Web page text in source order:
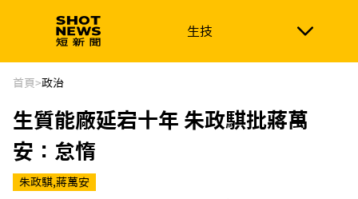
生技
生技 政治
新南向 體育
首頁>政治
生質能廠延宕十年 朱政騏批蔣萬
安：怠惰
朱政騏,蔣萬安